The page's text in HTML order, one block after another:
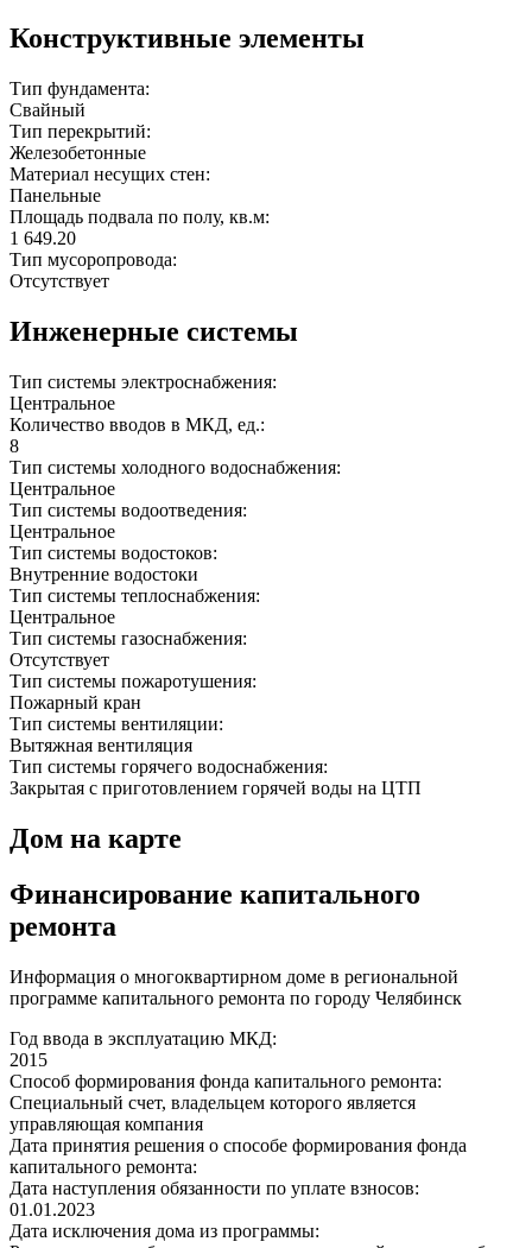
Конструктивные элементы
Тип фундамента:
Свайный
Тип перекрытий:
Железобетонные
Материал несущих стен:
Панельные
Площадь подвала по полу, кв.м:
1 649.20
Тип мусоропровода:
Отсутствует
Инженерные системы
Тип системы электроснабжения:
Центральное
Количество вводов в МКД, ед.:
8
Тип системы холодного водоснабжения:
Центральное
Тип системы водоотведения:
Центральное
Тип системы водостоков:
Внутренние водостоки
Тип системы теплоснабжения:
Центральное
Тип системы газоснабжения:
Отсутствует
Тип системы пожаротушения:
Пожарный кран
Тип системы вентиляции:
Вытяжная вентиляция
Тип системы горячего водоснабжения:
Закрытая с приготовлением горячей воды на ЦТП
Дом на карте
Финансирование капитального
ремонта
Информация о многоквартирном доме в региональной
программе капитального ремонта по городу Челябинск
Год ввода в эксплуатацию МКД:
2015
Способ формирования фонда капитального ремонта:
Специальный счет, владельцем которого является
управляющая компания
Дата принятия решения о способе формирования фонда
капитального ремонта:
Дата наступления обязанности по уплате взносов:
01.01.2023
Дата исключения дома из программы: